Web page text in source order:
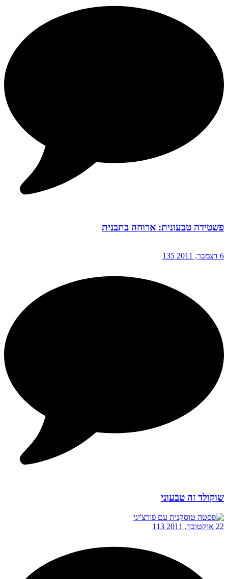
פשטידה טבעונית: ארוחה בתבנית
6 דצמבר, 2011 135
שוקולד זה טבעוני
22 אוקטובר, 2011 113